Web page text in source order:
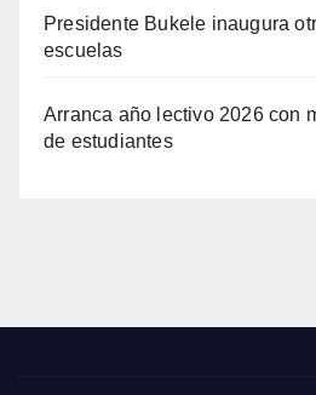
Presidente Bukele inaugura
escuelas
Arranca año lectivo 2026 con
de estudiantes